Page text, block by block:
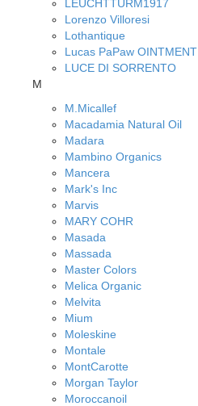
LEUCHTTURM1917
Lorenzo Villoresi
Lothantique
Lucas PaPaw OINTMENT
LUCE DI SORRENTO
M
M.Micallef
Macadamia Natural Oil
Madara
Mambino Organics
Mancera
Mark's Inc
Marvis
MARY COHR
Masada
Massada
Master Colors
Melica Organic
Melvita
Mium
Moleskine
Montale
MontCarotte
Morgan Taylor
Moroccanoil